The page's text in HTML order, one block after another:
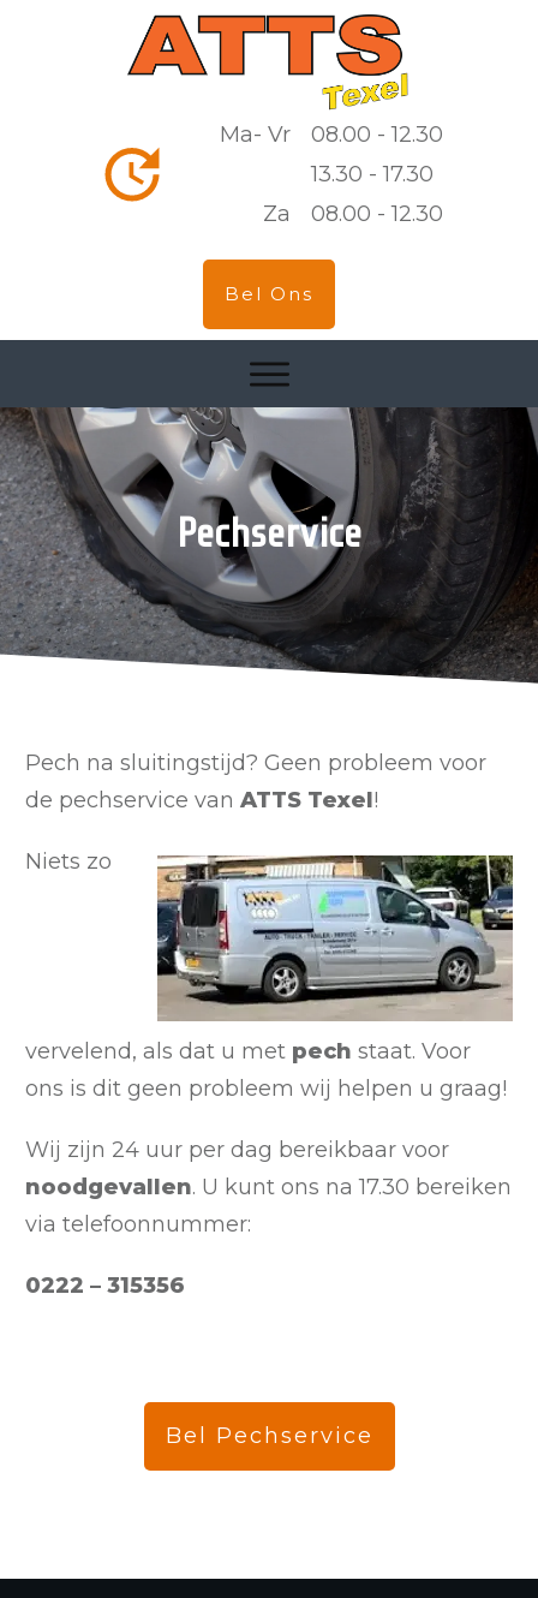
Ma- Vr
Za
08.00 - 12.30
13.30 - 17.30
08.00 - 12.30
Bel Ons
Pechservice
Pech na sluitingstijd? Geen probleem voor
de pechservice van ATTS Texel!
Niets zo
vervelend, als dat u met pech staat. Voor
ons is dit geen probleem wij helpen u graag!
Wij zijn 24 uur per dag bereikbaar voor
noodgevallen. U kunt ons na 17.30 bereiken
via telefoonnummer:
0222 – 315356
Bel Pechservice